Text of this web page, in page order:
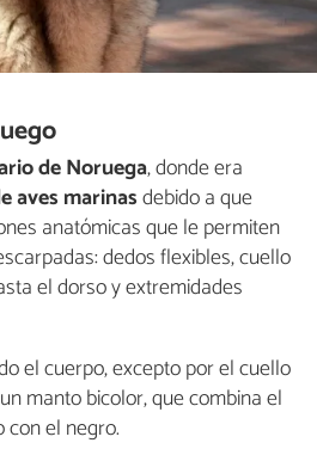
deNoruega, donde era
aves marinasdebido a que
anatómicas que le permiten
dedos flexibles, cuello
el dorso y extremidades
el cuerpo, excepto por el cuello
manto bicolor, que combina el
el negro.